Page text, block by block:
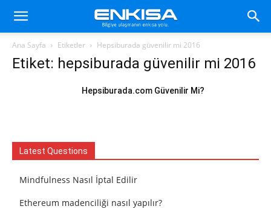
Ana Sayfa Etiketler Hepsiburada güvenilir mi 2016
Etiket: hepsiburada güvenilir mi 2016
Hepsiburada.com Güvenilir Mi?
Latest Questions
Mindfulness Nasıl İptal Edilir
Ethereum madenciliği nasıl yapılır?